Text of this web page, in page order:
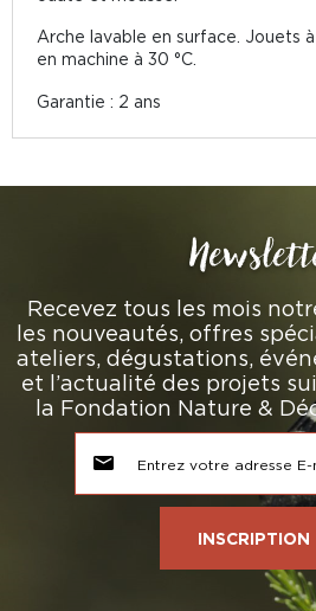
Arche lavable en surface. Jouets
en machine à 30 °C.
Garantie : 2 ans
Recevez tous les mois
les nouveautés, offres
ateliers, dégustations,
et l’actualité des projets
la Fondation Nature &
INSCRIPTION